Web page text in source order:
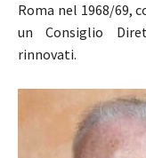
Roma nel 1968/69,
un Consiglio
rinnovati.